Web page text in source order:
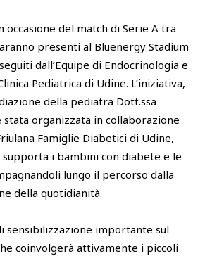
occasione del match di Serie A tra
presenti al Bluenergy Stadium
dall’Equipe di Endocrinologia e
Pediatrica di Udine. L’iniziativa,
della pediatra Dott.ssa
stata organizzata in collaborazione
Famiglie Diabetici di Udine,
supporta i bambini con diabete e le
lungo il percorso dalla
della quotidianità.
sensibilizzazione importante sul
coinvolgerà attivamente i piccoli